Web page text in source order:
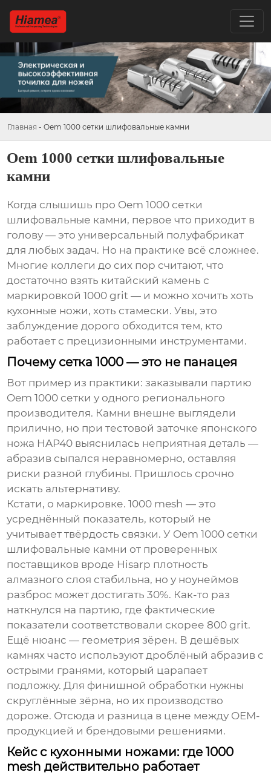
Главная - Oem 1000 сетки шлифовальные камни
Oem 1000 сетки шлифовальные
камни
Когда слышишь про Oem 1000 сетки
шлифовальные камни, первое что приходит в
голову — это универсальный полуфабрикат
для любых задач. Но на практике всё сложнее.
Многие коллеги до сих пор считают, что
достаточно взять китайский камень с
маркировкой 1000 grit — и можно хочить хоть
кухонные ножи, хоть стамески. Увы, это
заблуждение дорого обходится тем, кто
работает с прецизионными инструментами.
Почему сетка 1000 — это не панацея
Вот пример из практики: заказывали партию
Oem 1000 сетки у одного регионального
производителя. Камни внешне выглядели
прилично, но при тестовой заточке японского
ножа HAP40 выяснилась неприятная деталь —
абразив сыпался неравномерно, оставляя
риски разной глубины. Пришлось срочно
искать альтернативу.
Кстати, о маркировке. 1000 mesh — это
усреднённый показатель, который не
учитывает твёрдость связки. У Oem 1000 сетки
шлифовальные камни от проверенных
поставщиков вроде Hisarp плотность
алмазного слоя стабильна, но у ноунеймов
разброс может достигать 30%. Как-то раз
наткнулся на партию, где фактические
показатели соответствовали скорее 800 grit.
Ещё нюанс — геометрия зёрен. В дешёвых
камнях часто используют дроблёный абразив с
острыми гранями, который царапает
подложку. Для финишной обработки нужны
скруглённые зёрна, но их производство
дороже. Отсюда и разница в цене между OEM-
продукцией и брендовыми решениями.
Кейс с кухонными ножами: где 1000
mesh действительно работает